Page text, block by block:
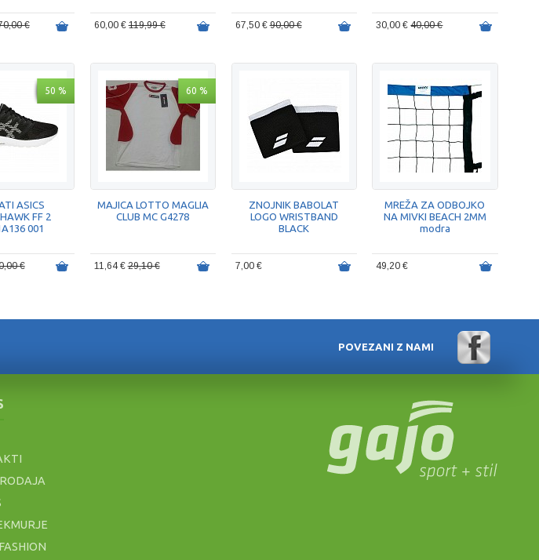
€ 60,00 €119,99 € 67,50 €90,00 € 30,00 €40,00 €
50 %
ASICS
FF 2
001
€
60 %
MAJICA LOTTO MAGLIA
CLUB MC G4278
11,64 €29,10 €
ZNOJNIK BABOLAT
LOGO WRISTBAND
BLACK
7,00 €
MREŽA ZA ODBOJKO
NA MIVKI BEACH 2MM
modra
49,20 €
POVEZANI Z NAMI